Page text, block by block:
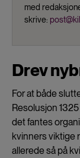
med
skrive:
Drev
For at både
Resolusjon
det fantes
kvinners viktige
allerede så på